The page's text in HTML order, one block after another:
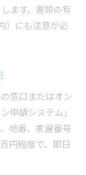
ます。書類の有
）にも注意が必
窓口またはオン
申請システム」
地番、家屋番号
円程度で、即日